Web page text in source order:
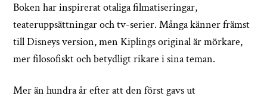
Boken har inspirerat otaliga filmatiseringar,
teateruppsättningar och tv-serier. Många känner främst
till Disneys version, men Kiplings original är mörkare,
mer filosofiskt och betydligt rikare i sina teman.
Mer än hundra år efter att den först gavs ut